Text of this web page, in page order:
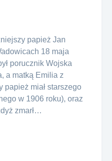
papież Jan
18 maja
porucznik Wojska
a matką Emilia z
papież miał starszego
w 1906 roku), oraz
zmarł…